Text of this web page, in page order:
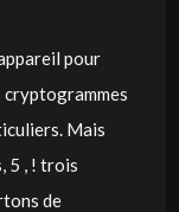
pour
cryptogrammes
Mais
5 , ! trois
de